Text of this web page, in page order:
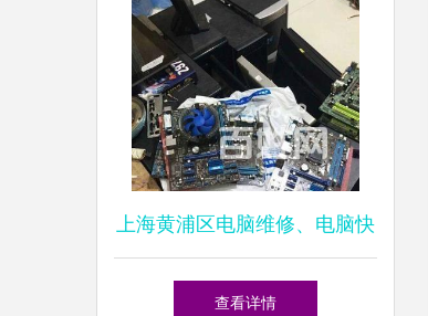
上海黄浦区电脑维修、电脑快
修、修不好不收费
查看详情